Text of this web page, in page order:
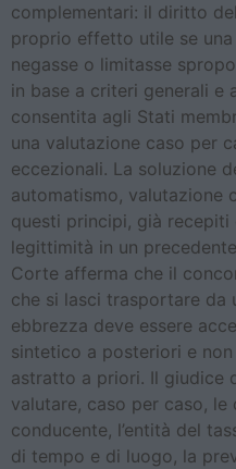
complementari: il diritto
proprio effetto utile se
negasse o limitasse
in base a criteri generali e
consentita agli Stati
una valutazione caso per
eccezionali. La soluzione
automatismo, valutazione
questi principi, già recepiti
legittimità in un
Corte afferma che il
che si lasci trasportare da
ebbrezza deve essere
sintetico a posteriori e
astratto a priori. Il giudice
valutare, caso per caso,
conducente, l’entità del
di tempo e di luogo, la